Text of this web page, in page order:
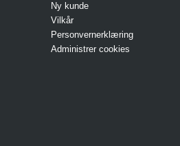
Ny kunde
Vilkår
Personvernerklæring
Administrer cookies